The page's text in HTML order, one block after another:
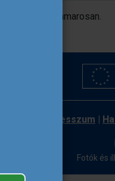
programja hamarosan.
Impresszum |
Fotók és